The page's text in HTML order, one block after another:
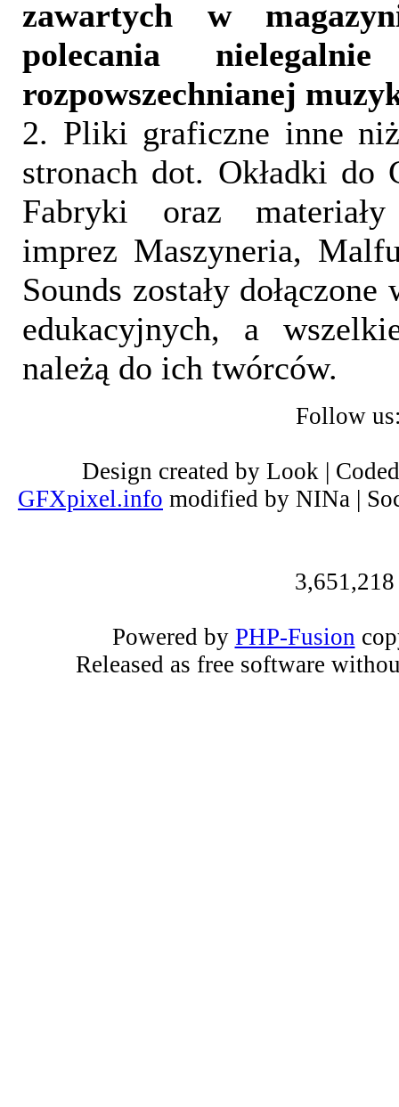
zawartych w
polecania
rozpowszechnianej
2. Pliki graficzne inne
stronach dot. Okładki do
Fabryki oraz
imprez Maszyneria,
Sounds zostały
edukacyjnych, a
należą do ich twórców.
Follow
Design created by Look |
GFXpixel.info modified by NINa |
Powered by PHP-Fusion
Released as free software